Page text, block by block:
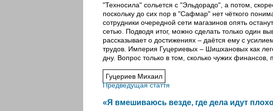
"Техносила" сольется с "Эльдорадо", а потом,
поскольку до сих пор в "Сафмар" нет чёткого
сотрудники очередной сети магазинов опять
сетью. Подводя итог, можно сделать только один
рассказывает о достижениях – даётся ему с
трудов. Империя Гуцериевых – Шишхановых как
дну. Вопрос только в том, сколько чужих финансов,
Гуцериев Михаил
Предведущая стаття
«Я вмешиваюсь везде, где дела идут